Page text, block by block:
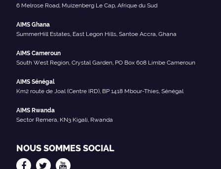
6 Melrose Road, Muizenberg Le Cap, Afrique du Sud
AIMS Ghana
SummerHill Estates, East Legon Hills, Santoe Accra, Ghana
AIMS Cameroun
South West Region, Crystal Garden, PO Box 608 Limbe Cameroun
AIMS Sénégal
Km2 route de Joal (Centre IRD), BP 1418 Mbour-Thies, Sénégal
AIMS Rwanda
Sector Remera, KN3 Kigali, Rwanda
NOUS SOMMES SOCIAL